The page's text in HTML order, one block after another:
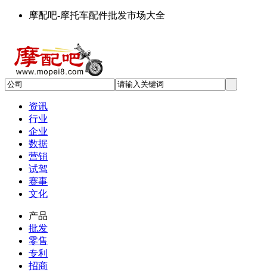
摩配吧-摩托车配件批发市场大全
资讯
行业
企业
数据
营销
试驾
赛事
文化
产品
批发
零售
专利
招商